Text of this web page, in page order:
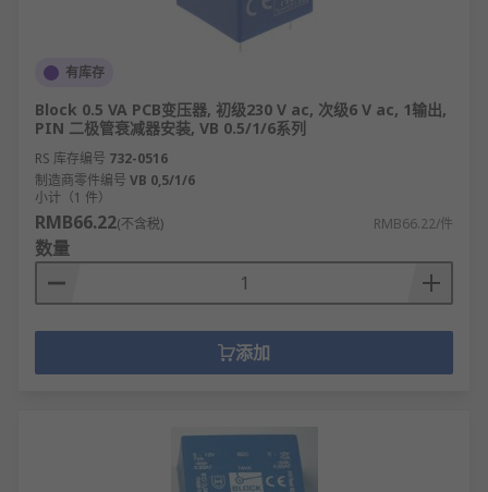
有库存
Block 0.5 VA PCB变压器, 初级230 V ac, 次级6 V ac, 1输出,
PIN 二极管衰减器安装, VB 0.5/1/6系列
RS 库存编号 732-0516
制造商零件编号 VB 0,5/1/6
小计（1 件）
RMB66.22(不含税) RMB66.22/件
数量
添加